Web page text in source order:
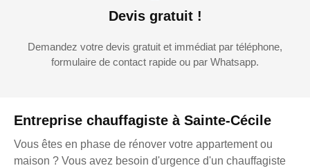
Entreprise chauffagiste à Sainte-Cécile
Vous êtes en phase de rénover votre appartement ou
maison ? Vous avez besoin d'urgence d'un chauffagiste
Devis gratuit !
Demandez votre devis gratuit et immédiat par téléphone,
formulaire de contact rapide ou par Whatsapp.